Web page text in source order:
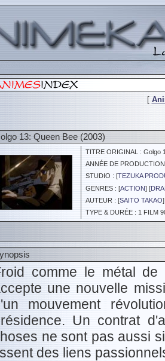
[
13: Queen Bee (2003)
TITRE ORIGINAL : Golgo
ANNÉE DE
STUDIO : [TEZUKA
GENRES : [ACTION] [
AUTEUR : [SAITO TAKAO]
TYPE & DURÉE : 1 FILM
comme le métal
une nouvelle
mouvement
Un contrat
ne sont pas aussi
des liens